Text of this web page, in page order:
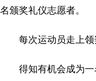
名颁奖礼仪志愿者。
每次运动员走上
得知有机会成为